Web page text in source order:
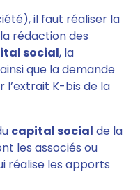
il faut réaliser la
rédaction des
social, la
que la demande
l’extrait K-bis de la
capital social de la
les associés ou
réalise les apports